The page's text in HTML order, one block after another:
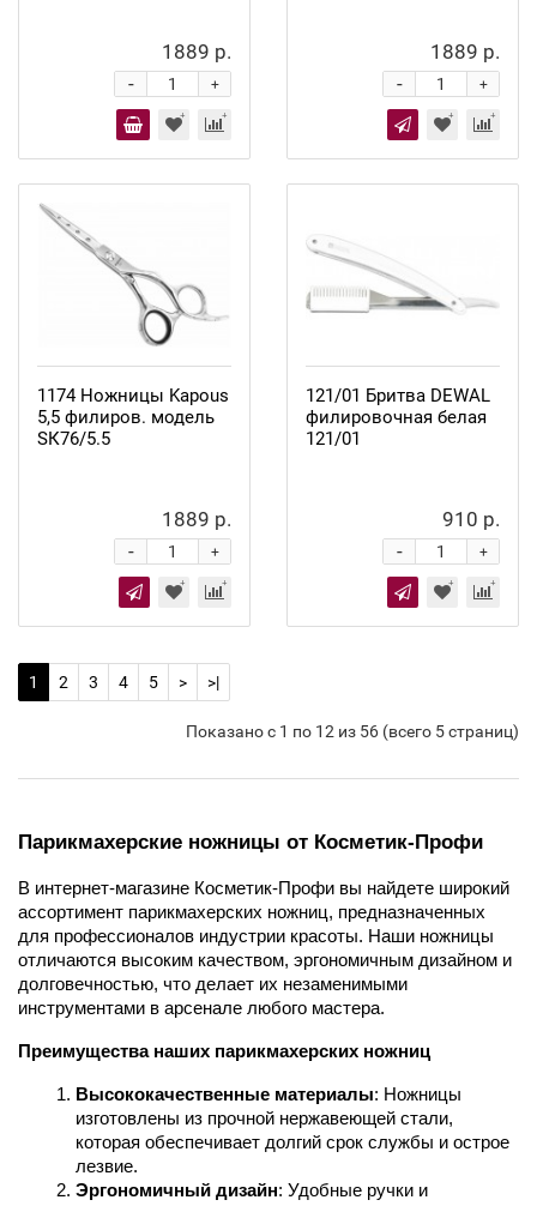
1889 р.
+
-
1889 р.
+
-
1174 Ножницы Kapous
5,5 филиров. модель
SК76/5.5
1889 р.
+
-
121/01 Бритва DEWAL
филировочная белая
121/01
910 р.
+
-
1 2 3 4 5 > >|
Показано с 1 по 12 из 56 (всего 5 страниц)
Парикмахерские ножницы от Косметик-Профи
В интернет-магазине Косметик-Профи вы найдете широкий
ассортимент парикмахерских ножниц, предназначенных
для профессионалов индустрии красоты. Наши ножницы
отличаются высоким качеством, эргономичным дизайном и
долговечностью, что делает их незаменимыми
инструментами в арсенале любого мастера.
Преимущества наших парикмахерских ножниц
Высококачественные материалы: Ножницы
изготовлены из прочной нержавеющей стали,
которая обеспечивает долгий срок службы и острое
лезвие.
Эргономичный дизайн: Удобные ручки и